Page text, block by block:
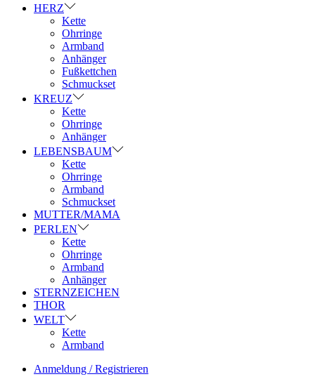
HERZ
Kette
Ohrringe
Armband
Anhänger
Fußkettchen
Schmuckset
KREUZ
Kette
Ohrringe
Anhänger
LEBENSBAUM
Kette
Ohrringe
Armband
Schmuckset
MUTTER/MAMA
PERLEN
Kette
Ohrringe
Armband
Anhänger
STERNZEICHEN
THOR
WELT
Kette
Armband
Anmeldung / Registrieren